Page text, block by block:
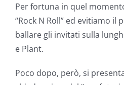
Per fortuna in quel
“Rock N Roll” ed evitiamo
ballare gli invitati sulla
e Plant.
Poco dopo, però, si